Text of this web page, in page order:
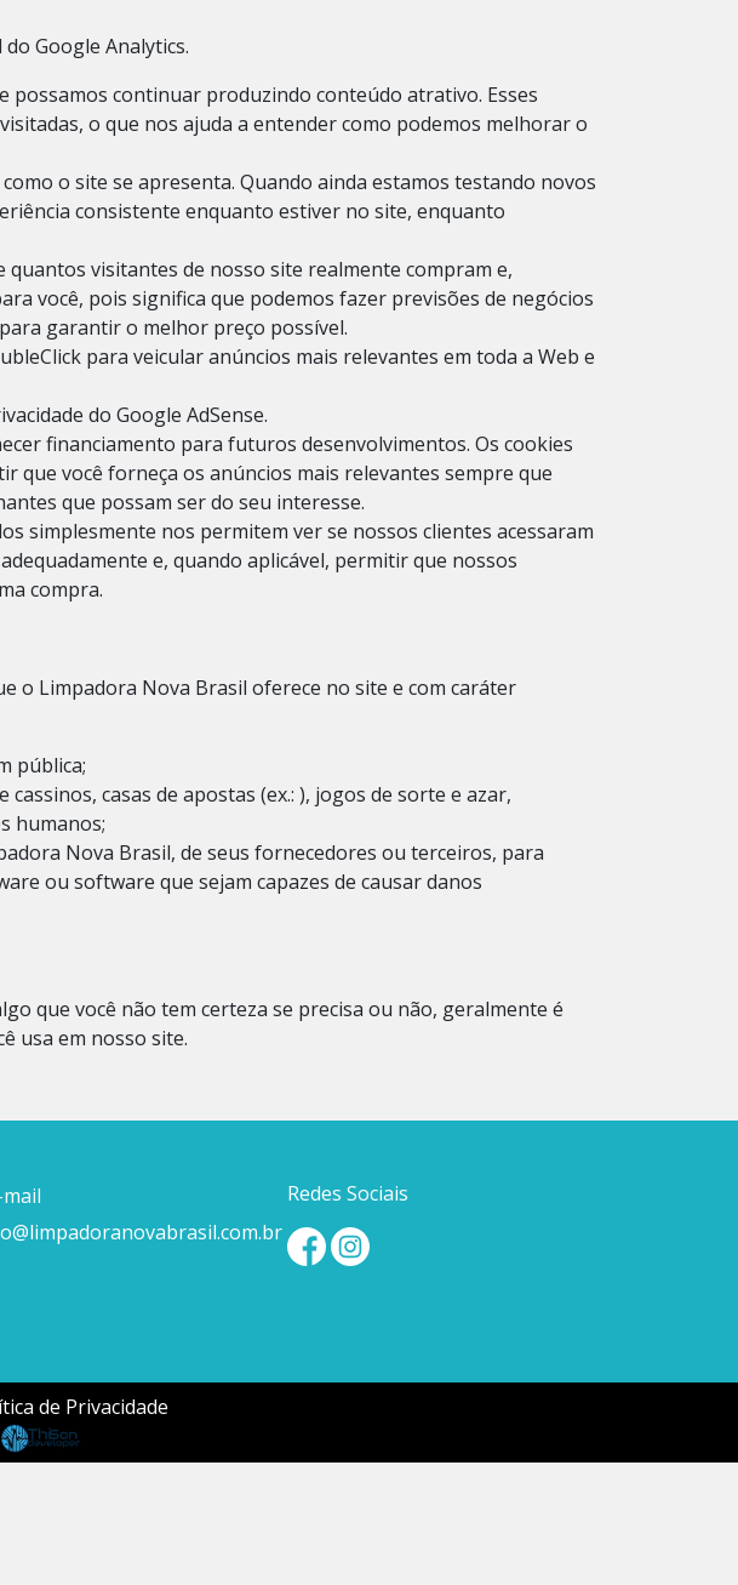
Google Analytics.
possamos continuar produzindo conteúdo atrativo. Esses
o que nos ajuda a entender como podemos melhorar o
o site se apresenta. Quando ainda estamos testando novos
consistente enquanto estiver no site, enquanto
visitantes de nosso site realmente compram e,
você, pois significa que podemos fazer previsões de negócios
garantir o melhor preço possível.
para veicular anúncios mais relevantes em toda a Web e
do Google AdSense.
financiamento para futuros desenvolvimentos. Os cookies
você forneça os anúncios mais relevantes sempre que
que possam ser do seu interesse.
simplesmente nos permitem ver se nossos clientes acessaram
e, quando aplicável, permitir que nossos
compra.
o Limpadora Nova Brasil oferece no site e com caráter
pública;
cassinos, casas de apostas (ex.: ), jogos de sorte e azar,
humanos;
Nova Brasil, de seus fornecedores ou terceiros, para
ou software que sejam capazes de causar danos
que você não tem certeza se precisa ou não, geralmente é
usa em nosso site.
mail
Redes Sociais
de Privacidade